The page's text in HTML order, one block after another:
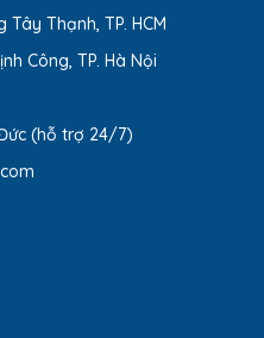
Tế Sản
Tây Thạnh, TP. HCM
Công, TP. Hà Nội
(hỗ trợ 24/7)